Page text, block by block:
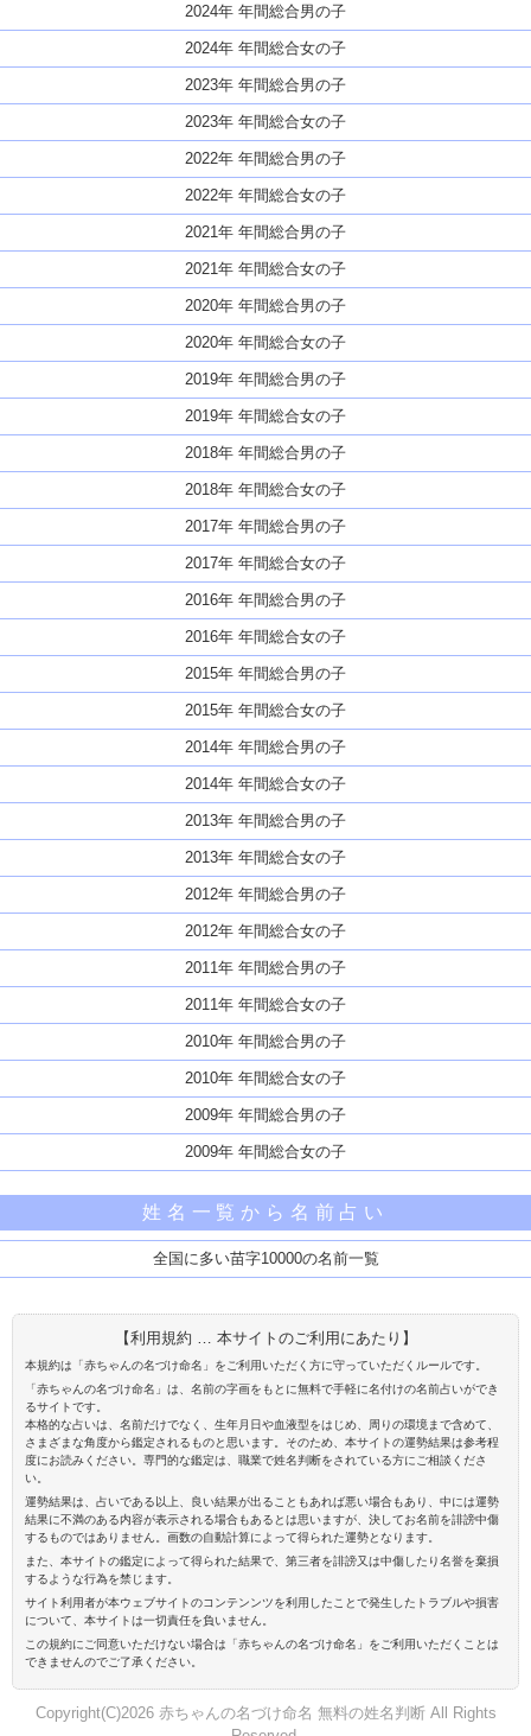
2024年 年間総合男の子
2024年 年間総合女の子
2023年 年間総合男の子
2023年 年間総合女の子
2022年 年間総合男の子
2022年 年間総合女の子
2021年 年間総合男の子
2021年 年間総合女の子
2020年 年間総合男の子
2020年 年間総合女の子
2019年 年間総合男の子
2019年 年間総合女の子
2018年 年間総合男の子
2018年 年間総合女の子
2017年 年間総合男の子
2017年 年間総合女の子
2016年 年間総合男の子
2016年 年間総合女の子
2015年 年間総合男の子
2015年 年間総合女の子
2014年 年間総合男の子
2014年 年間総合女の子
2013年 年間総合男の子
2013年 年間総合女の子
2012年 年間総合男の子
2012年 年間総合女の子
2011年 年間総合男の子
2011年 年間総合女の子
2010年 年間総合男の子
2010年 年間総合女の子
2009年 年間総合男の子
2009年 年間総合女の子
姓名一覧から名前占い
全国に多い苗字10000の名前一覧
【利用規約 … 本サイトのご利用にあたり】
本規約は「赤ちゃんの名づけ命名」をご利用いただく方に守っていただくルールです。
「赤ちゃんの名づけ命名」は、名前の字画をもとに無料で手軽に名付けの名前占いができ
るサイトです。
本格的な占いは、名前だけでなく、生年月日や血液型をはじめ、周りの環境まで含めて、
さまざまな角度から鑑定されるものと思います。そのため、本サイトの運勢結果は参考程
度にお読みください。専門的な鑑定は、職業で姓名判断をされている方にご相談くださ
い。
運勢結果は、占いである以上、良い結果が出ることもあれば悪い場合もあり、中には運勢
結果に不満のある内容が表示される場合もあるとは思いますが、決してお名前を誹謗中傷
するものではありません。画数の自動計算によって得られた運勢となります。
また、本サイトの鑑定によって得られた結果で、第三者を誹謗又は中傷したり名誉を棄損
するような行為を禁じます。
サイト利用者が本ウェブサイトのコンテンンツを利用したことで発生したトラブルや損害
について、本サイトは一切責任を負いません。
この規約にご同意いただけない場合は「赤ちゃんの名づけ命名」をご利用いただくことは
できませんのでご了承ください。
Copyright(C)2026 赤ちゃんの名づけ命名 無料の姓名判断 All Rights